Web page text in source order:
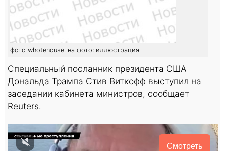
фото whotehouse. на фото: иллюстрация
Специальный посланник президента США
Дональда Трампа Стив Виткофф выступил на
заседании кабинета министров, сообщает
Reuters.
Смотреть